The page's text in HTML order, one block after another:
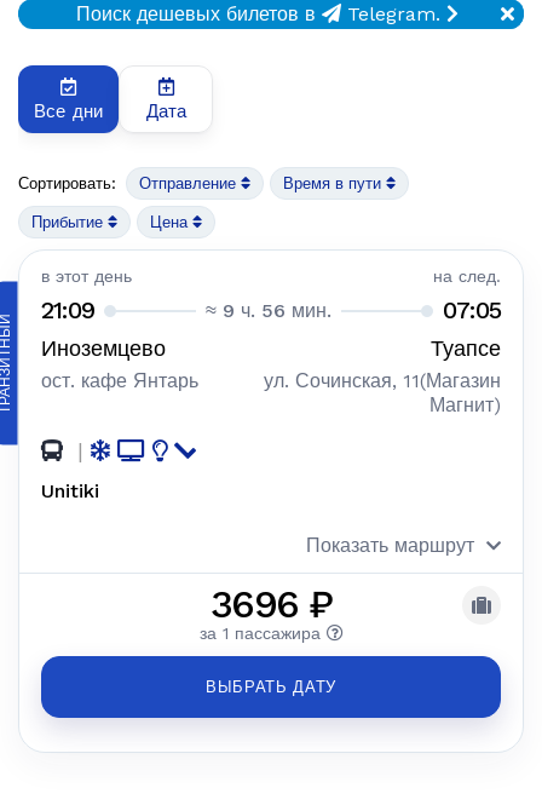
Поиск дешевых билетов в Telegram.
Все дни Дата
Сортировать: Отправление Время в пути
Прибытие Цена
в этот день на след.
21:09 ≈ 9 ч. 56 мин. 07:05
Иноземцево Туапсе
ост. кафе Янтарь
ул. Сочинская, 11(Магазин
Магнит)
|
Unitiki
Показать маршрут
3696 ₽
за 1 пассажира
ВЫБРАТЬ ДАТУ